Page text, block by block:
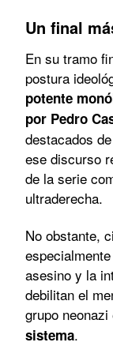
Un final
En su tramo
postura
potente
por Pedro
destacados
ese discurso
de la serie
ultraderecha.
No obstante,
asesino y la
debilitan el
grupo neonazi
sistema.